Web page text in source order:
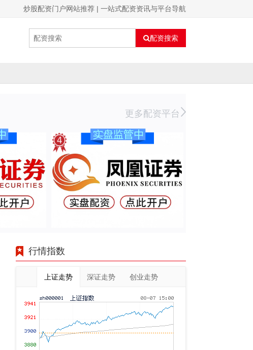
炒股配资门户网站推荐 | 一站式配资资讯与平台导航
配资搜索
更多配资平台
行情指数
上证走势 深证走势 创业走势